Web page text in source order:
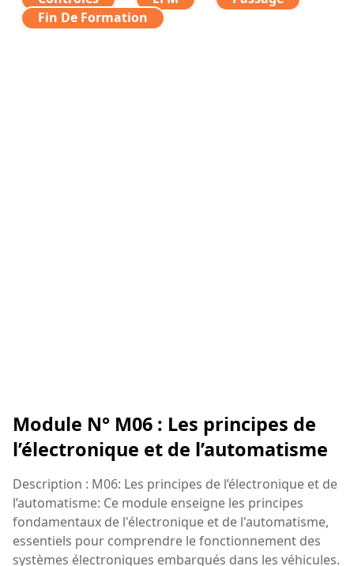
Fin De Formation
Module N° M06 : Les principes de
l’électronique et de l’automatisme
Description : M06: Les principes de l’électronique et de
l’automatisme: Ce module enseigne les principes
fondamentaux de l'électronique et de l'automatisme,
essentiels pour comprendre le fonctionnement des
systèmes électroniques embarqués dans les véhicules.